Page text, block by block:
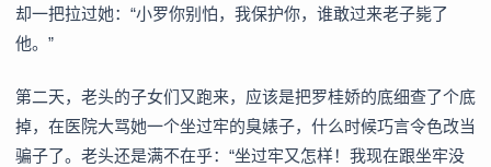
却一把拉过她：“小罗你别怕，我保护你，谁敢过来老子毙了
他。”
第二天，老头的子女们又跑来，应该是把罗桂娇的底细查了个底
掉，在医院大骂她一个坐过牢的臭婊子，什么时候巧言令色改当
骗子了。老头还是满不在乎：“坐过牢又怎样！我现在跟坐牢没